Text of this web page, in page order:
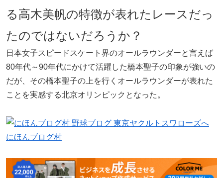
る高木美帆の特徴が表れたレースだっ
たのではないだろうか？
日本女子スピードスケート界のオールラウンダーと言えば
80年代～90年代にかけて活躍した橋本聖子の印象が強いの
だが、その橋本聖子の上を行くオールラウンダーが表れた
ことを実感する北京オリンピックとなった。
にほんブログ村